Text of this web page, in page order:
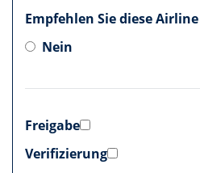
Empfehlen Sie diese
Nein
Freigabe
Verifizierung